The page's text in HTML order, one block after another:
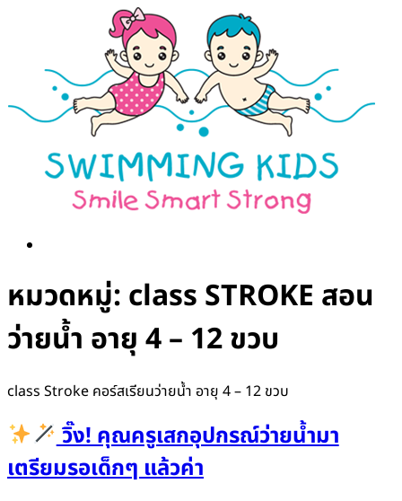
หมวดหมู่: class STROKE สอน
ว่ายน้ำ อายุ 4 – 12 ขวบ
class Stroke คอร์สเรียนว่ายน้ำ อายุ 4 – 12 ขวบ
วิ๊ง! คุณครูเสกอุปกรณ์ว่ายน้ำมา
เตรียมรอเด็กๆ แล้วค่า